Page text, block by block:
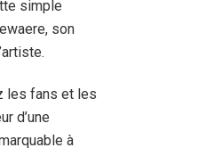
simple
son
les fans et les
d’une
à